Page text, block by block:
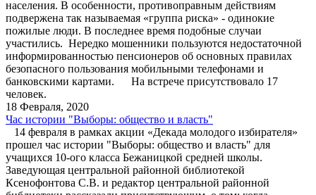
населения. В особенности, противоправным действиям
подвержена так называемая «группа риска» - одинокие
пожилые люди. В последнее время подобные случаи
участились. Нередко мошенники пользуются недостаточной
информированностью пенсионеров об основных правилах
безопасного пользования мобильными телефонами и
банковскими картами. На встрече присутствовало 17
человек.
18 Февраля, 2020
Час истории "Выборы: общество и власть"
14 февраля в рамках акции «Декада молодого избирателя»
прошел час истории "Выборы: общество и власть" для
учащихся 10-ого класса Бежаницкой средней школы.
Заведующая центральной районной библиотекой
Ксенофонтова С.В. и редактор центральной районной